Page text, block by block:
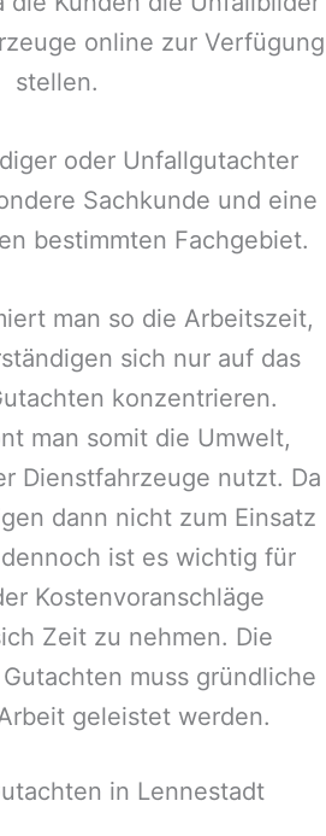
online zur Verfügung
stellen.
oder Unfallgutachter
Sachkunde und eine
bestimmten Fachgebiet.
man so die Arbeitszeit,
sich nur auf das
konzentrieren.
man somit die Umwelt,
Dienstfahrzeuge nutzt. Da
dann nicht zum Einsatz
ist es wichtig für
Kostenvoranschläge
Zeit zu nehmen. Die
muss gründliche
geleistet werden.
in Lennestadt